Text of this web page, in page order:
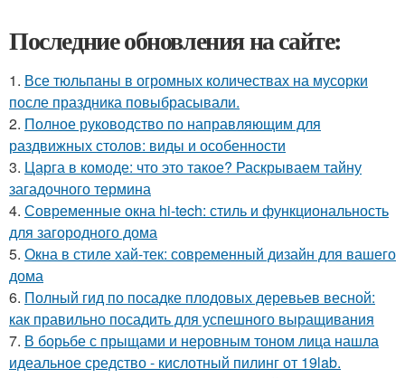
Последние обновления на сайте:
1. Все тюльпаны в огромных количествах на мусорки
после праздника повыбрасывали.
2. Полное руководство по направляющим для
раздвижных столов: виды и особенности
3. Царга в комоде: что это такое? Раскрываем тайну
загадочного термина
4. Современные окна hi-tech: стиль и функциональность
для загородного дома
5. Окна в стиле хай-тек: современный дизайн для вашего
дома
6. Полный гид по посадке плодовых деревьев весной:
как правильно посадить для успешного выращивания
7. В борьбе с прыщами и неровным тоном лица нашла
идеальное средство - кислотный пилинг от 19lab.